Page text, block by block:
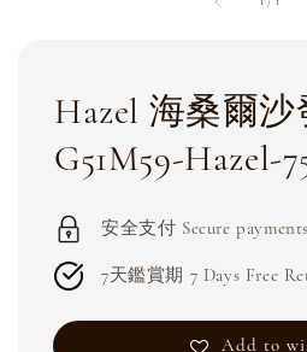
Hazel 海桑爾
G51M59-Hazel-
安全支付 Secure payments
7天鑑賞期 7 Days Free
Add to